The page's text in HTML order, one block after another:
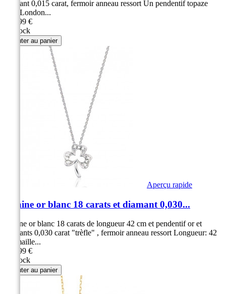
diamant 0,015 carat, fermoir anneau ressort Un pendentif topaze
blue London...
399,99 €
en stock
Ajouter au panier
Aperçu rapide
Chaine or blanc 18 carats et diamant 0,030...
Chaine or blanc 18 carats de longueur 42 cm et pendentif or et
diamants 0,030 carat "trèfle" , fermoir anneau ressort Longueur: 42
cm maille...
399,99 €
en stock
Ajouter au panier